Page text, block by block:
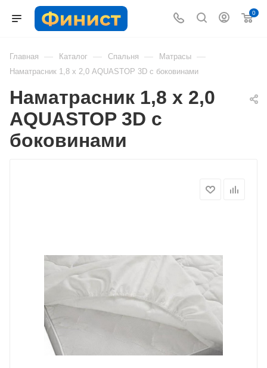
0
Главная — Каталог — Спальня — Матрасы —
Наматрасник 1,8 х 2,0 AQUASTOP 3D с боковинами
Наматрасник 1,8 х 2,0
AQUASTOP 3D с
боковинами